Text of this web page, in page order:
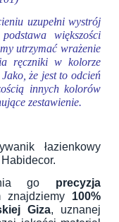
uzupełni wystrój
większości
utrzymać wrażenie
ręczniki w kolorze
że jest to odcień
innych kolorów
zestawienie.
łazienkowy
go precyzja
znajdziemy 100%
Giza, uznanej